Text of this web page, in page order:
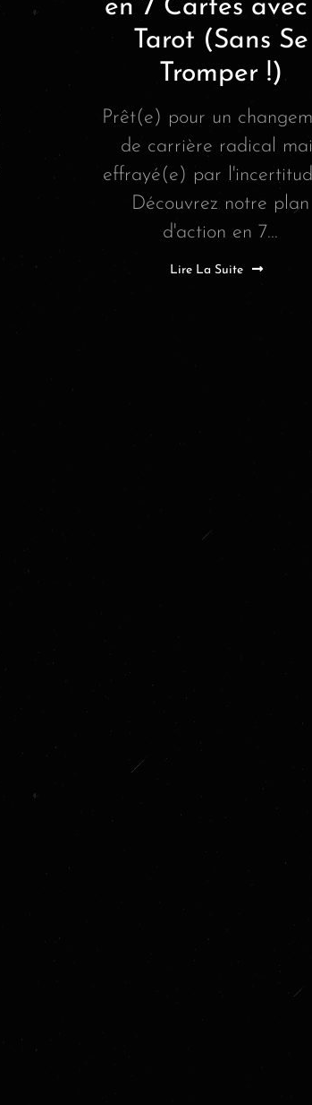
en 7 Cartes
Tarot (Sans Se
Tromper !)
Prêt(e) pour un
de carrière radical
effrayé(e) par
Découvrez notre plan
d'action en 7...
Lire La Suite